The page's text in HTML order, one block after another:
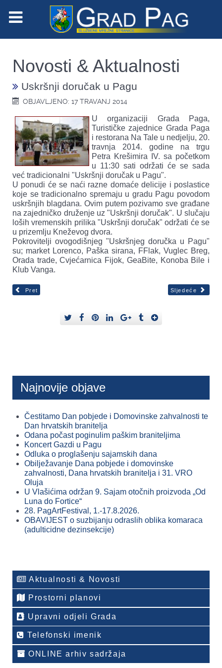
Novosti & Aktualnosti
Uskršnji doručak u Pagu
OBJAVLJENO: 17 TRAVANJ 2014
U organizaciji Grada Paga,
Turističke zajednice Grada Paga
i restorana Na Tale u nedjelju, 20.
travnja 2014. godine na trgu
Petra Krešimira IV. sa početkom
u 11:30 sati održati će se sada
već tradicionalni "Uskršnji doručak u Pagu".
U ponudi će se naći razne domaće delicije i poslastice
koje se tradicionalno spremaju u gradu Pagu povodom
uskršnjih blagdana. Ovim putem pozivamo sve građane
na zajedničko druženje uz "Uskršnji doručak". U slučaju
loših vremenskih prilika "Uskršnji doručak" održati će se
u prizemlju Kneževog dvora.
Pokrovitelji ovogodišnjeg "Uskršnjeg doručka u Pagu"
su; market Lorenco, Paška sirana, FFlak, Vuglec Breg,
Orada trade, Cvjećarnica Fijok, GeaBite, Konoba Bile i
Klub Vanga.
Pret Sljedeće
Najnovije objave
Čestitamo Dan pobjede i Domovinske zahvalnosti te
Dan hrvatskih branitelja
Odana počast poginulim paškim braniteljima
Koncert Gazdi u Pagu
Odluka o proglašenju sajamskih dana
Obilježavanje Dana pobjede i domovinske
zahvalnosti, Dana hrvatskih branitelja i 31. VRO
Oluja
U Vlašićima održan 9. Sajam otočnih proizvoda „Od
Luna do Fortice“
28. PagArtFestival, 1.-17.8.2026.
OBAVIJEST o suzbijanju odraslih oblika komaraca
(adulticidne dezinsekcije)
Aktualnosti & Novosti
Prostorni planovi
Upravni odjeli Grada
Telefonski imenik
ONLINE arhiv sadržaja